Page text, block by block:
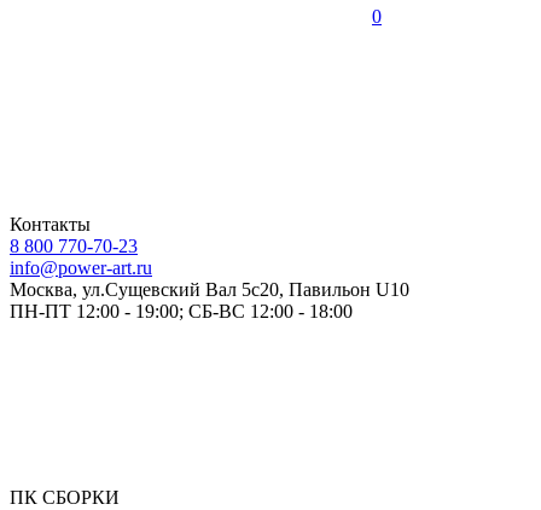
0
Контакты
8 800 770-70-23
info@power-art.ru
Москва, ул.Сущевский Вал 5с20, Павильон U10
ПН-ПТ 12:00 - 19:00; СБ-ВС 12:00 - 18:00
ПК СБОРКИ